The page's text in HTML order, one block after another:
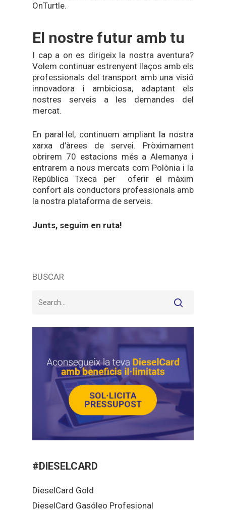
OnTurtle.
El nostre futur amb tu
I cap a on es dirigeix la nostra aventura?
Volem continuar estrenyent llaços amb els
professionals del transport amb una visió
innovadora i ambiciosa, adaptant els
nostres serveis a les demandes del
mercat.
En paral·lel, continuem ampliant la nostra
xarxa d’àrees de servei. Pròximament
obrirem 70 estacions més a Alemanya i
entrarem a nous mercats com Polònia i la
República Txeca per oferir el màxim
confort als conductors professionals amb
la nostra plataforma de serveis.
Junts, seguim en ruta!
BUSCAR
#DIESELCARD
DieselCard Gold
DieselCard Gasóleo Profesional